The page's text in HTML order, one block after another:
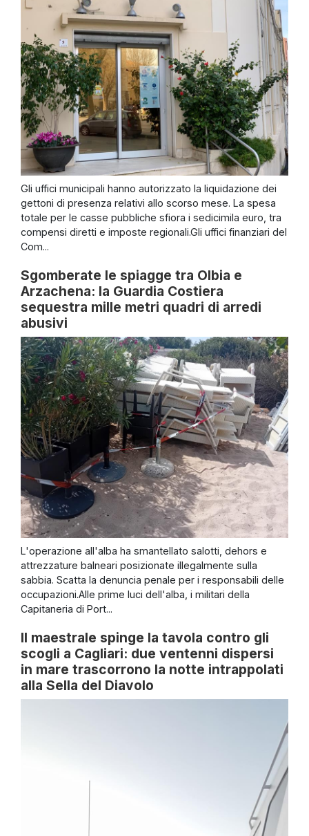
Gli uffici municipali hanno autorizzato la liquidazione dei
gettoni di presenza relativi allo scorso mese. La spesa
totale per le casse pubbliche sfiora i sedicimila euro, tra
compensi diretti e imposte regionali.Gli uffici finanziari del
Com...
Sgomberate le spiagge tra Olbia e
Arzachena: la Guardia Costiera
sequestra mille metri quadri di arredi
abusivi
L'operazione all'alba ha smantellato salotti, dehors e
attrezzature balneari posizionate illegalmente sulla
sabbia. Scatta la denuncia penale per i responsabili delle
occupazioni.Alle prime luci dell'alba, i militari della
Capitaneria di Port...
Il maestrale spinge la tavola contro gli
scogli a Cagliari: due ventenni dispersi
in mare trascorrono la notte intrappolati
alla Sella del Diavolo